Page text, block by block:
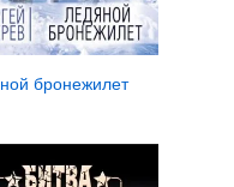
бронежилет